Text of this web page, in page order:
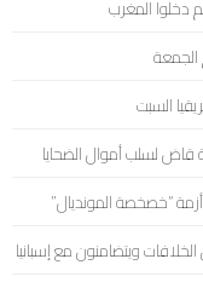
الجمعة
السبت
لسلب أموال الضحايا
أزمة “خصخصة المونديال”
الخلافات ويتضامنون مع إسبانيا